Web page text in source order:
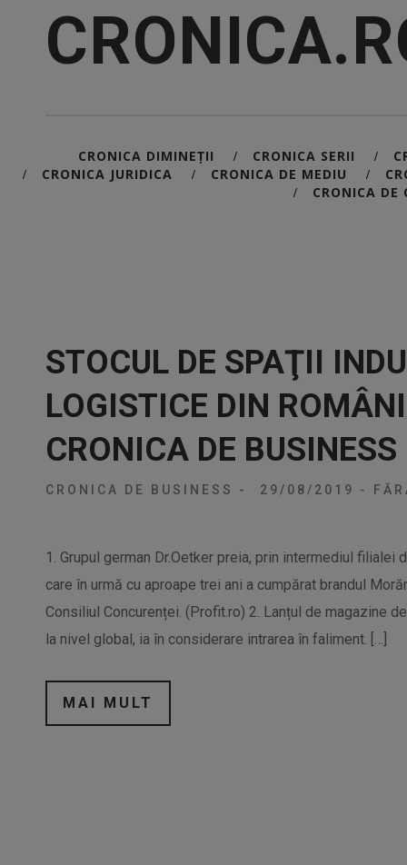
CRONICA DIMINEȚII / CRONICA SERII /
/ CRONICA JURIDICA / CRONICA DE MEDIU /
/ CRONICA DE
STOCUL DE SPAŢII
LOGISTICE DIN
CRONICA DE BUSINESS
CRONICA DE BUSINESS - 29/08/2019 -
1. Grupul german Dr.Oetker preia, prin intermediul filialei
care în urmă cu aproape trei ani a cumpărat brandul
Consiliul Concurenței. (Profit.ro) 2. Lanțul de magazine
la nivel global, ia în considerare intrarea în faliment. […]
MAI MULT